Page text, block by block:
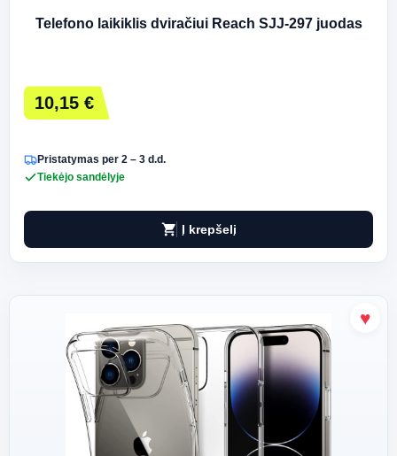
Telefono laikiklis dviračiui Reach SJJ-297 juodas
10,15 €
Pristatymas per 2 – 3 d.d.
Tiekėjo sandėlyje
shopping_cart Į krepšelį